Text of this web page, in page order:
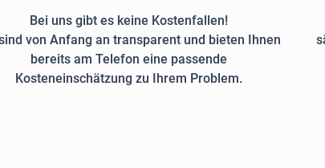
Bei uns gibt es keine Kostenfallen!
von Anfang an transparent und bieten Ihnen
bereits am Telefon eine passende
Kosteneinschätzung zu Ihrem Problem.